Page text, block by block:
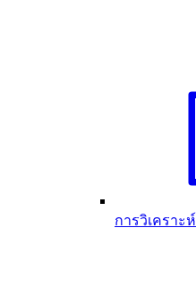
การวิเคราะห์